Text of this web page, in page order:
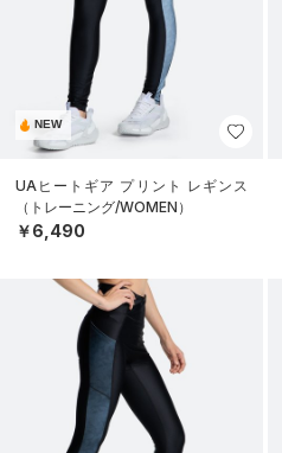
NEW
UAヒートギア プリント レギンス
（トレーニング/WOMEN）
￥6,490